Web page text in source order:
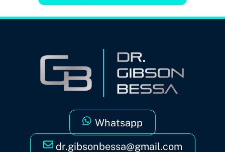
Whatsapp
dr.gibsonbessa@gmail.com